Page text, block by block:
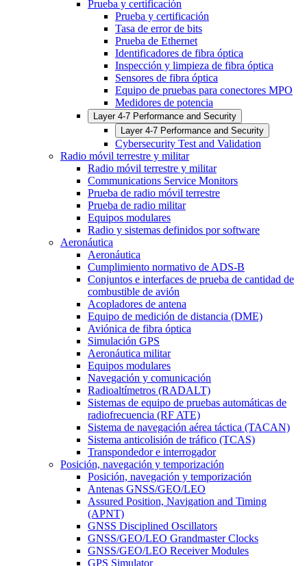
Prueba y certificación
Prueba y certificación
Tasa de error de bits
Prueba de Ethernet
Identificadores de fibra óptica
Inspección y limpieza de fibra óptica
Sensores de fibra óptica
Equipo de pruebas para conectores MPO
Medidores de potencia
Layer 4-7 Performance and Security
Layer 4-7 Performance and Security
Cybersecurity Test and Validation
Radio móvil terrestre y militar
Radio móvil terrestre y militar
Communications Service Monitors
Prueba de radio móvil terrestre
Prueba de radio militar
Equipos modulares
Radio y sistemas definidos por software
Aeronáutica
Aeronáutica
Cumplimiento normativo de ADS-B
Conjuntos e interfaces de prueba de cantidad de
combustible de avión
Acopladores de antena
Equipo de medición de distancia (DME)
Aviónica de fibra óptica
Simulación GPS
Aeronáutica militar
Equipos modulares
Navegación y comunicación
Radioaltímetros (RADALT)
Sistemas de equipo de pruebas automáticas de
radiofrecuencia (RF ATE)
Sistema de navegación aérea táctica (TACAN)
Sistema anticolisión de tráfico (TCAS)
Transpondedor e interrogador
Posición, navegación y temporización
Posición, navegación y temporización
Antenas GNSS/GEO/LEO
Assured Position, Navigation and Timing
(APNT)
GNSS Disciplined Oscillators
GNSS/GEO/LEO Grandmaster Clocks
GNSS/GEO/LEO Receiver Modules
GPS Simulator